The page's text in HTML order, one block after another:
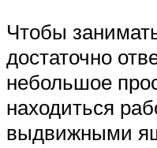
Чтобы
достаточно
небольшое
находиться
выдвижными